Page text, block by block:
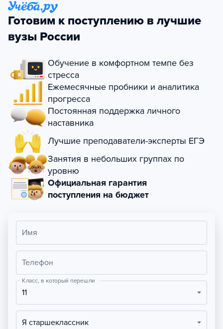
Готовим к поступлению в лучшие
вузы России
Обучение в комфортном темпе без
стресса
Ежемесячные пробники и аналитика
прогресса
Постоянная поддержка личного
наставника
Лучшие преподаватели-эксперты ЕГЭ
Занятия в небольших группах по
уровню
Официальная гарантия
поступления на бюджет
Имя
Телефон
Класс, в который перешли
11
Я старшеклассник